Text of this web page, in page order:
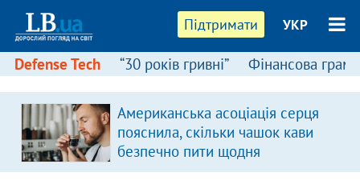
Підтримати УКР
Defense Tech “30 років гривні” Фінансова
Американська асоціація серця
пояснила, скільки чашок кави
безпечно пити щодня